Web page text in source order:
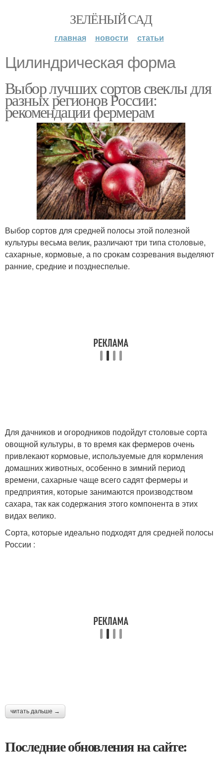
ЗЕЛЁНЫЙ САД
главная новости статьи
Цилиндрическая форма
Выбор лучших сортов свеклы для
разных регионов России:
рекомендации фермерам
Выбор сортов для средней полосы этой полезной
культуры весьма велик, различают три типа столовые,
сахарные, кормовые, а по срокам созревания выделяют
ранние, средние и позднеспелые.
Для дачников и огородников подойдут столовые сорта
овощной культуры, в то время как фермеров очень
привлекают кормовые, используемые для кормления
домашних животных, особенно в зимний период
времени, сахарные чаще всего садят фермеры и
предприятия, которые занимаются производством
сахара, так как содержания этого компонента в этих
видах велико.
Сорта, которые идеально подходят для средней полосы
России :
читать дальше →
Последние обновления на сайте: